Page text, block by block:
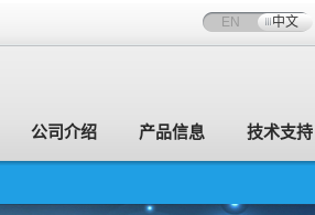
EN 中文
公司介绍 产品信息 技术支持